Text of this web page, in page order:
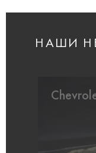
НАШИ